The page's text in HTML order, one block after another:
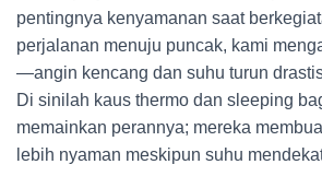
pentingnya kenyamanan saat
perjalanan menuju puncak, kami
—angin kencang dan suhu turun
Di sinilah kaus thermo dan sleeping
memainkan perannya; mereka
lebih nyaman meskipun suhu